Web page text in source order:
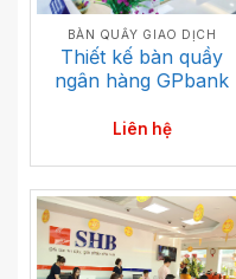
BÀN QUẦY GIAO DỊCH
Thiết kế bàn quầy
ngân hàng GPbank
Liên hệ